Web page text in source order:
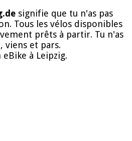
signifie que tu n'as pas
Tous les vélos disponibles
prêts à partir. Tu n'as
viens et pars.
à Leipzig.